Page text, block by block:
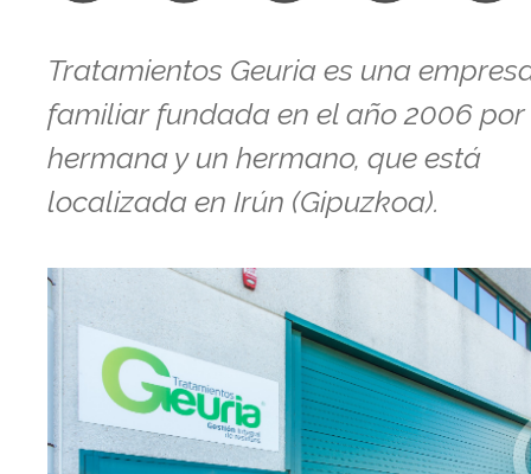
Tratamientos Geuria es una
familiar fundada en el año 2006
hermana y un hermano, que está
localizada en Irún (Gipuzkoa).
Anterior